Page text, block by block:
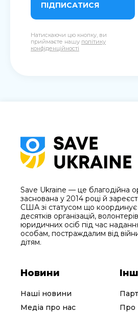
ПІДПИСАТИСЯ
Натискаючи цю кнопку, ви
приймаєте нашу політику
конфіденційності
Save Ukraine — це благодійна
заснована у 2014 році й
США зі статусом що
десятків організацій,
юридичних осіб під час
особам, постраждалим від
дітям.
Новини
Наші новини
Медіа про нас
Про